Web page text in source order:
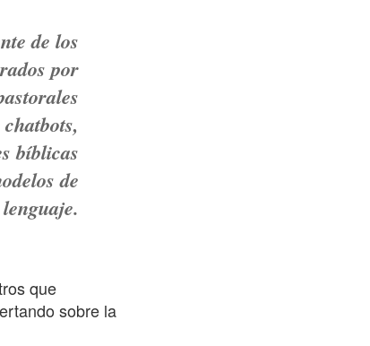
de los
por
bíblicas
de
lenguaje.
que
sobre la